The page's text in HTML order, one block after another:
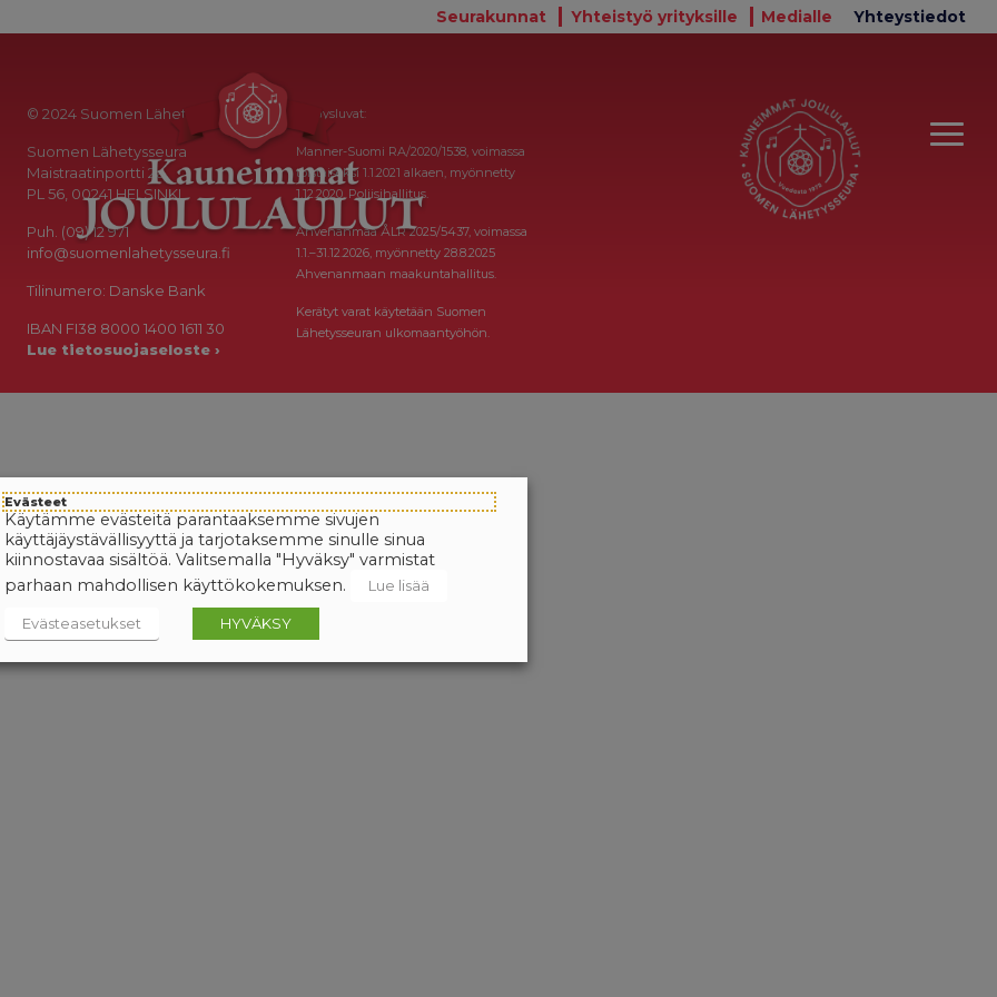
Seurakunnat Yhteistyö yrityksille Medialle Yhteystiedot
© 2024 Suomen Lähetysseura
Suomen Lähetysseura
Maistraatinportti 2a
PL 56, 00241 HELSINKI
Puh. (09) 12 971
info@suomenlahetysseura.fi
Tilinumero: Danske Bank
IBAN FI38 8000 1400 1611 30
Lue tietosuojaseloste ›
Keräysluvat:
Manner-Suomi RA/2020/1538, voimassa
toistaiseksi 1.1.2021 alkaen, myönnetty
1.12.2020, Poliisihallitus.
Ahvenanmaa ÅLR 2025/5437, voimassa
1.1.–31.12.2026, myönnetty 28.8.2025
Ahvenanmaan maakuntahallitus.
Kerätyt varat käytetään Suomen
Lähetysseuran ulkomaantyöhön.
Evästeet
Käytämme evästeitä parantaaksemme sivujen
käyttäjäystävällisyyttä ja tarjotaksemme sinulle sinua
kiinnostavaa sisältöä. Valitsemalla "Hyväksy" varmistat
parhaan mahdollisen käyttökokemuksen.
Lue lisää
Evästeasetukset HYVÄKSY